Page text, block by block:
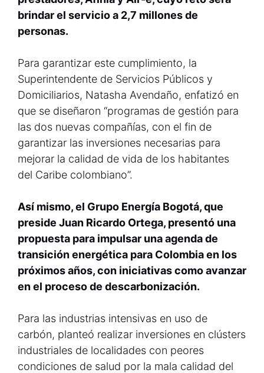
brindar el servicio a 2,7 millones de
personas.
Para garantizar este cumplimiento, la
Superintendente de Servicios Públicos y
Domiciliarios, Natasha Avendaño, enfatizó en
que se diseñaron “programas de gestión para
las dos nuevas compañías, con el fin de
garantizar las inversiones necesarias para
mejorar la calidad de vida de los habitantes
del Caribe colombiano”.
Así mismo, el Grupo Energía Bogotá, que
preside Juan Ricardo Ortega, presentó una
propuesta para impulsar una agenda de
transición energética para Colombia en los
próximos años, con iniciativas como avanzar
en el proceso de descarbonización.
Para las industrias intensivas en uso de
carbón, planteó realizar inversiones en clústers
industriales de localidades con peores
condiciones de salud por la mala calidad del